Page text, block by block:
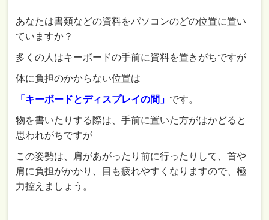
あなたは書類などの資料をパソコンのどの位置に置い
ていますか？
多くの人はキーボードの手前に資料を置きがちですが
体に負担のかからない位置は
「キーボードとディスプレイの間」 です。
物を書いたりする際は、手前に置いた方がはかどると
思われがちですが
この姿勢は、肩があがったり前に行ったりして、首や
肩に負担がかかり、目も疲れやすくなりますので、極
力控えましょう。